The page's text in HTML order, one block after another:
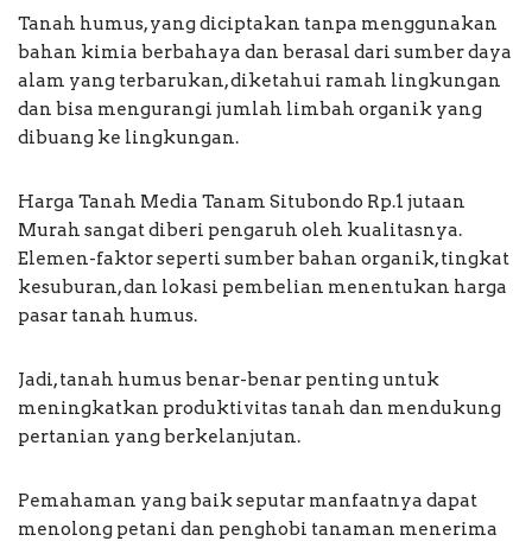
Tanah humus, yang diciptakan tanpa menggunakan
bahan kimia berbahaya dan berasal dari sumber daya
alam yang terbarukan, diketahui ramah lingkungan
dan bisa mengurangi jumlah limbah organik yang
dibuang ke lingkungan.
Harga Tanah Media Tanam Situbondo Rp.1 jutaan
Murah sangat diberi pengaruh oleh kualitasnya.
Elemen-faktor seperti sumber bahan organik, tingkat
kesuburan, dan lokasi pembelian menentukan harga
pasar tanah humus.
Jadi, tanah humus benar-benar penting untuk
meningkatkan produktivitas tanah dan mendukung
pertanian yang berkelanjutan.
Pemahaman yang baik seputar manfaatnya dapat
menolong petani dan penghobi tanaman menerima